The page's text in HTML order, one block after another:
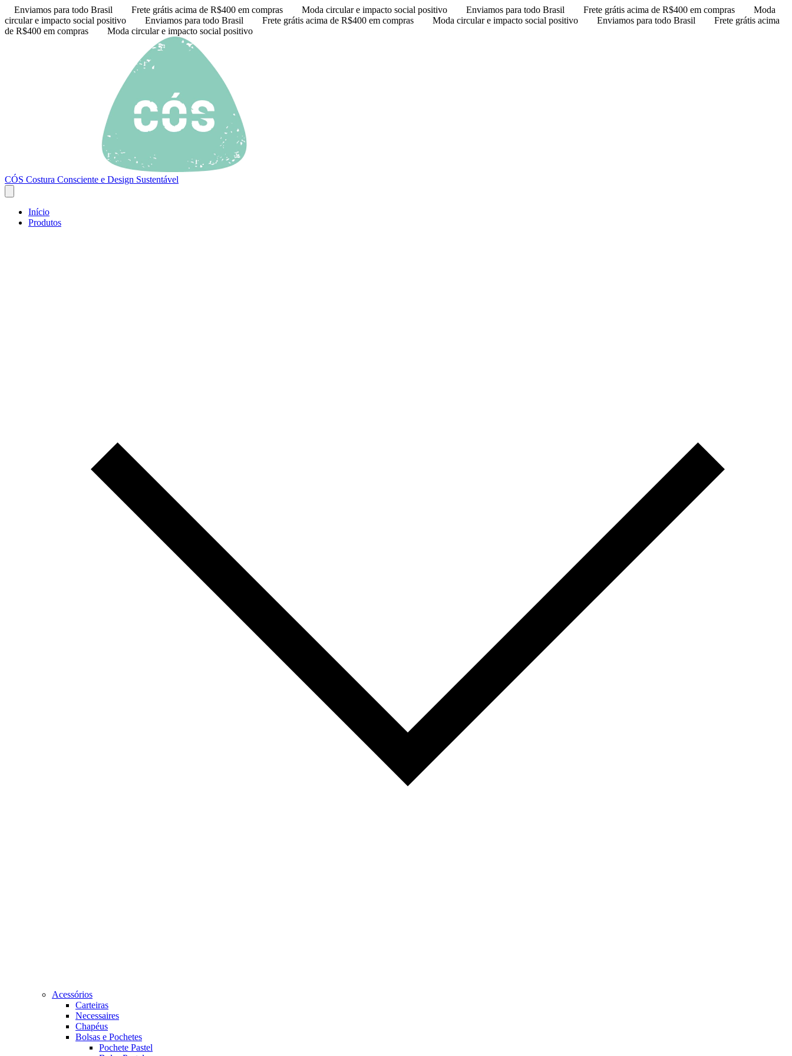
Enviamos para todo Brasil Frete grátis acima de R$400 em compras Moda circular e impacto social positivo Enviamos para todo Brasil Frete grátis acima de R$400 em compras
Moda
circular e impacto social positivo
Enviamos para todo Brasil Frete grátis acima de R$400 em compras Moda circular e impacto social positivo Enviamos para todo Brasil
Frete grátis acima
de R$400 em compras
Moda circular e impacto social positivo
CÓS Costura Consciente e Design Sustentável
Início
Produtos
Acessórios
Carteiras
Necessaires
Chapéus
Bolsas e Pochetes
Pochete Pastel